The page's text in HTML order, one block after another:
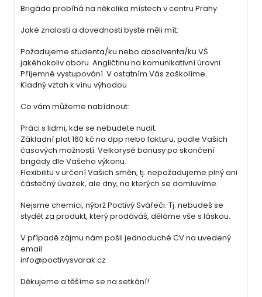
Brigáda probíhá na několika místech v centru Prahy.
Jaké znalosti a dovednosti byste měli mít:
Požadujeme studenta/ku nebo absolventa/ku VŠ
jakéhokoliv oboru. Angličtinu na komunikativní úrovni.
Příjemné vystupování. V ostatním Vás zaškolíme.
Kladný vztah k vínu výhodou
Co vám můžeme nabídnout:
Práci s lidmi, kde se nebudete nudit.
Základní plat 160 kč na dpp nebo fakturu, podle Vašich
časových možností. Velkorysé bonusy po skončení
brigády dle Vašeho výkonu.
Flexibilitu v určení Vašich směn, tj. nepožadujeme plný ani
částečný úvazek, ale dny, na kterých se domluvíme.
Nejsme chemici, nýbrž Poctivý Svářeči. Tj. nebudeš se
stydět za produkt, který prodáváš, děláme vše s láskou.
V případě zájmu nám pošli jednoduché CV na uvedený
email.
info@poctivysvarak.cz
Děkujeme a těšíme se na setkání!